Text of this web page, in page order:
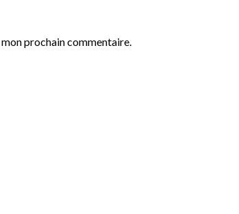
prochain commentaire.